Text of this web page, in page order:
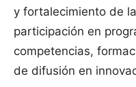
y fortalecimiento de
participación en
competencias,
de difusión en